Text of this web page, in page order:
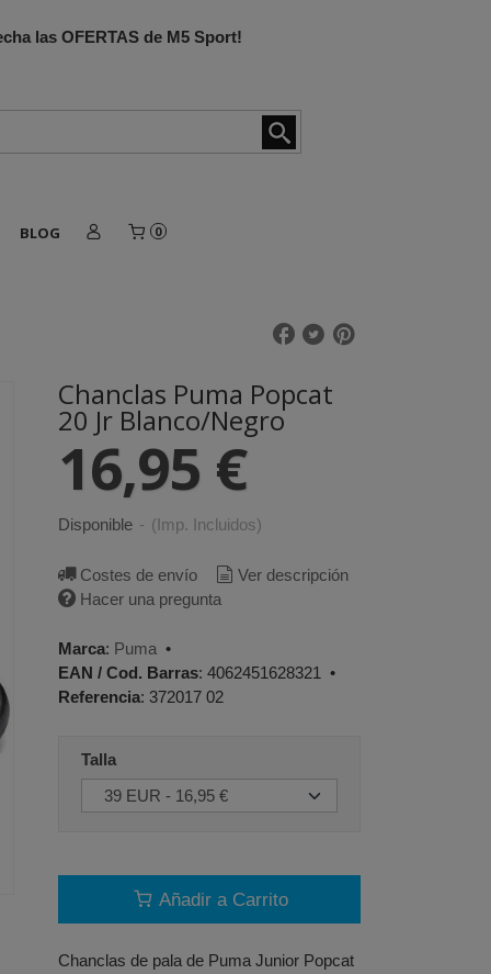
las OFERTAS de M5 Sport!
BLOG 0
Chanclas Puma Popcat
20 Jr Blanco/Negro
16,95 €
Disponible - (Imp. Incluidos)
Costes de envío
Ver descripción
Hacer una pregunta
Marca: Puma •
EAN / Cod. Barras: 4062451628321
•
Referencia: 372017 02
Talla
Añadir a Carrito
Chanclas de pala de Puma Junior Popcat